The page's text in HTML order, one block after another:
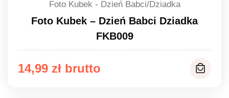
Foto Kubek - Dzień Babci/Dziadka
Foto Kubek – Dzień Babci Dziadka
FKB009
14,99 zł